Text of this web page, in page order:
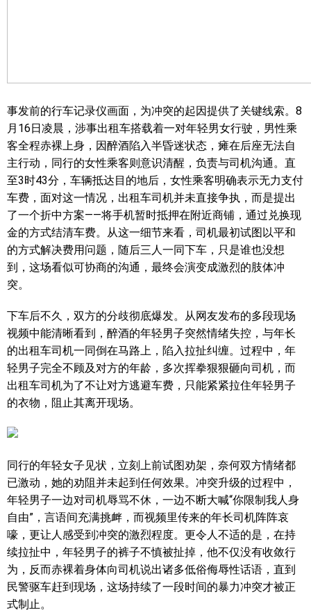
事发前的行车记录仪画面，为冲突的起因提供了关键线索。8
月16日凌晨，涉事出租车搭载着一对年轻男女行驶，男性乘
客全程赤裸上身，因醉酒陷入半昏迷状态，瘫在后座无法自
主行动，同行的女性乘客则意识清醒，负责与司机沟通。直
至3时43分，车辆抵达目的地后，女性乘客明确表示无力支付
车费，面对这一情况，出租车司机并未直接争执，而是提出
了一个折中方案——将手机暂时抵押在附近商铺，通过兑换现
金的方式结清车费。从这一细节来看，司机最初试图以平和
的方式解决费用问题，随后三人一同下车，只是谁也没想
到，这场看似可协商的沟通，最终会演变成激烈的肢体冲
突。
下车后不久，双方的分歧彻底爆发。从网友发布的多段现场
视频中能清晰看到，醉酒的年轻男子突然情绪失控，与年长
的出租车司机一同倒在马路上，陷入拉扯纠缠。过程中，年
轻男子完全不顾及对方的年龄，多次挥拳狠狠砸向司机，而
出租车司机为了不让对方逃避车费，只能紧紧拉住年轻男子
的衣物，阻止其离开现场。
同行的年轻女子见状，立刻上前试图劝架，奈何双方情绪都
已激动，她的劝阻并未起到任何效果。冲突升级的过程中，
年轻男子一边对司机辱骂不休，一边不断大喊“你限制我人身
自由”，言语间充满挑衅，而视频里传来的年长司机阵阵哀
嚎，更让人感受到冲突的激烈程度。更令人不适的是，在持
续拉扯中，年轻男子的裤子不慎被扯掉，他不仅没有收敛行
为，反而赤裸着身体向司机说出诸多低俗侮辱性话语，直到
民警驱车赶到现场，这场持续了一段时间的暴力冲突才被正
式制止。